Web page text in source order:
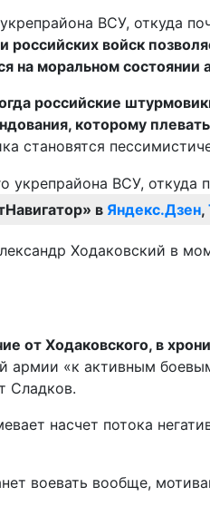
ВСУ, откуда
войск
на моральном состоянии
российские
которому
становятся
в Яндекс.Дзен,
Ходаковский в
от Ходаковского, в
«к активным
Сладков.
насчет потока
воевать вообще,